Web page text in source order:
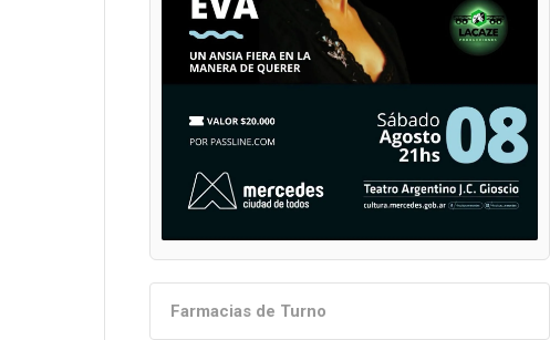
Farmacias de Turno